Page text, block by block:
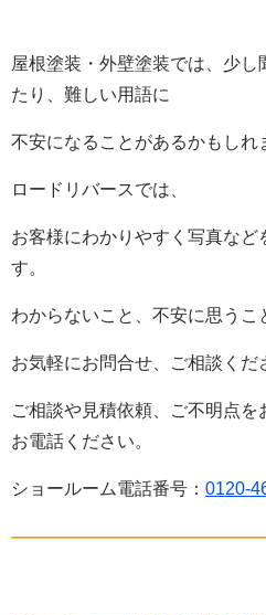
屋根塗装・外壁塗装では、少し
たり、難しい用語に
不安になることがあるかもしれ
ロードリバースでは、
お客様にわかりやすく写真など
す。
わからないこと、不安に思うこ
お気軽にお問合せ、ご相談くだ
ご相談や見積依頼、ご不明点を
お電話ください。
ショールーム電話番号： 0120-